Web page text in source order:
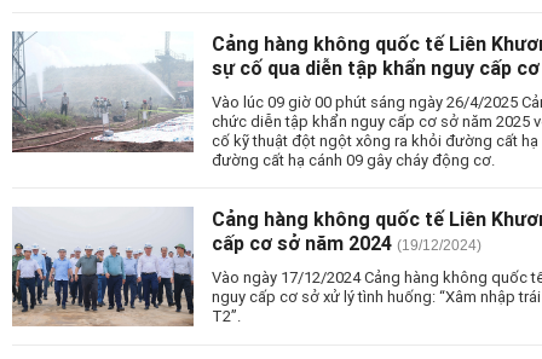
Cảng hàng không quốc tế Liên
sự cố qua diễn tập khẩn nguy cấp
Vào lúc 09 giờ 00 phút sáng ngày 26/4/2025
chức diễn tập khẩn nguy cấp cơ sở năm 2025
cố kỹ thuật đột ngột xông ra khỏi đường cất
đường cất hạ cánh 09 gây cháy động cơ.
Cảng hàng không quốc tế Liên
cấp cơ sở năm 2024 (19/12/2024)
Vào ngày 17/12/2024 Cảng hàng không quốc
nguy cấp cơ sở xử lý tình huống: “Xâm nhập
T2”.